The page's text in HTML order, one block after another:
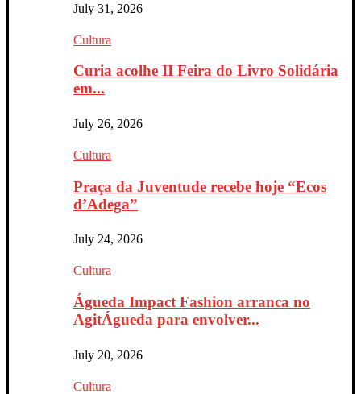
July 31, 2026
Cultura
Curia acolhe II Feira do Livro Solidária
em...
July 26, 2026
Cultura
Praça da Juventude recebe hoje “Ecos
d’Adega”
July 24, 2026
Cultura
Águeda Impact Fashion arranca no
AgitÁgueda para envolver...
July 20, 2026
Cultura